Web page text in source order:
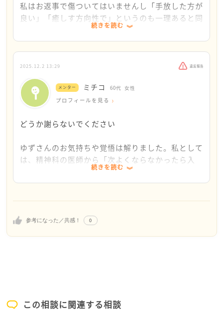
参考になった／共感！ 0
それとも私の人権や性行為に関する決定権は守られ
のでしょうか?
つけてしまいました。本当に申し訳ありませんでし
た。
私はお返事で傷ついてはいませんし「手放した方が
良い」「癒しす方向性で」というのも一理あると同
時に、私のためを思って言ってくださってるという
ことを重々承知しております
私は既に性被害だと自覚してから半年以上、様々な
機関と相手と戦っている状態です
もちろん私は法律に詳しい訳ではないので、必要に
応じて専門家に相談しながら行動を取っています
ただ、各方面の専門家の方々が「相手が悪い」と判
求められる責任が余りにも軽すぎるあまり
私が声を上げて責任を求めることで赤字になる＝専
門家の方々がペイできない為、依頼を受けてすら貰
えないんです
ころ「性被害の実情は現在こうなんです」「あなた
が判例を積み上げるしかないんです」と言われるん
す
続きを読む
2025.12.2 13:29 違反報告
メンター ミチコ 60代 女性
プロフィールを見る
どうか謝らないでください
ゆずさんのお気持ちや覚悟は解りました。私として
は、精神科の医師から「次よくならなかったら入
院」という部分が心配ではありますが。
欲しいと思います。
続きを読む
この相談に関連する相談